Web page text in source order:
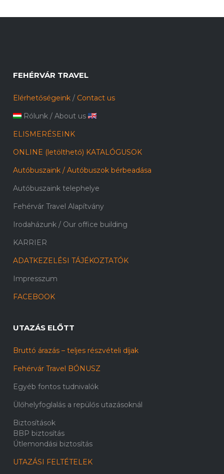
FEHÉRVÁR TRAVEL
Elérhetőségeink / Contact us
Rólunk /About us
ELISMERÉSEINK
ONLINE (letölthető) KATALÓGUSOK
Autóbuszaink / Autóbuszok bérbeadása
Autóbuszaink telephelye
Fehérvár Travel Alapítvány
Irodaházunk / Our office building
KARRIER
ADATKEZELÉSI TÁJÉKOZTATÓK
Impresszum
FACEBOOK
UTAZÁS ELŐTT
Bruttó árazás – teljes részvételi díjak
Fehérvár Travel BÓNUSZ
Egyéb fontos tudnivalók
Ülőhelyfoglalás a repülős utazásoknál
Biztosítások
BBP biztosítás
Útlemondási biztosítás
UTAZÁSI FELTÉTELEK